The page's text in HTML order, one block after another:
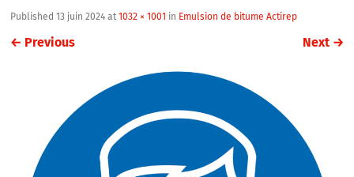
Published13 juin 2024 at1032 × 1001 in Emulsion de bitume Actirep
← Previous Next →